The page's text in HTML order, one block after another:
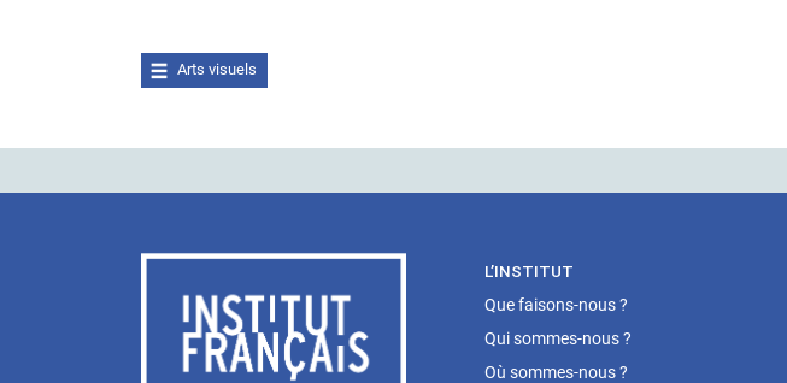
Arts visuels
L’INSTITUT
Que faisons-nous ?
Qui sommes-nous ?
Où sommes-nous ?